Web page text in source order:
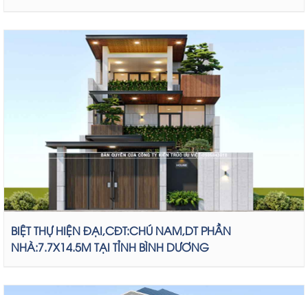
BIỆT THỰ HIỆN ĐẠI,CĐT:CHÚ NAM,DT PHẦN
NHÀ:7.7X14.5M TẠI TỈNH BÌNH DƯƠNG